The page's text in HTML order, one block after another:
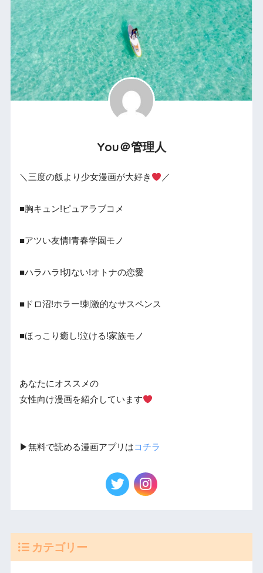
You＠管理人
＼三度の飯より少女漫画が大好き ／
■胸キュン!ピュアラブコメ
■アツい友情!青春学園モノ
■ハラハラ!切ない!オトナの恋愛
■ドロ沼!ホラー!刺激的なサスペンス
■ほっこり癒し!泣ける!家族モノ
あなたにオススメの
女性向け漫画を紹介しています
▶︎無料で読める漫画アプリはコチラ
カテゴリー